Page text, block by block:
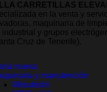
CARRETILLAS
en la venta y
maquinaria de
y grupos
Cruz de Tenerife).
nueva
y manutención
Mitsubishi